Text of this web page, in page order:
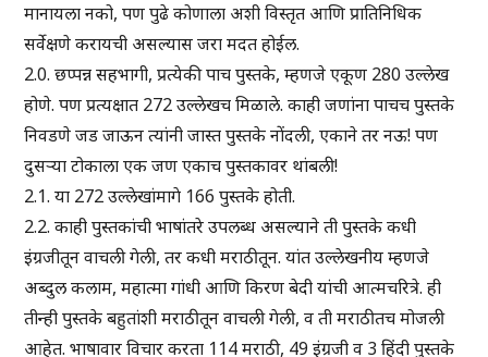
मानायला नको, पण पुढे कोणाला अशी विस्तृत आणि प्रातिनिधिक
सर्वेक्षणे करायची असल्यास जरा मदत होईल.
2.0. छप्पन्न सहभागी, प्रत्येकी पाच पुस्तके, म्हणजे एकूण 280 उल्लेख
होणे. पण प्रत्यक्षात 272 उल्लेखच मिळाले. काही जणांना पाचच पुस्तके
निवडणे जड जाऊन त्यांनी जास्त पुस्तके नोंदली, एकाने तर नऊ! पण
दुसऱ्या टोकाला एक जण एकाच पुस्तकावर थांबली!
2.1. या 272 उल्लेखांमागे 166 पुस्तके होती.
2.2. काही पुस्तकांची भाषांतरे उपलब्ध असल्याने ती पुस्तके कधी
इंग्रजीतून वाचली गेली, तर कधी मराठीतून. यांत उल्लेखनीय म्हणजे
अब्दुल कलाम, महात्मा गांधी आणि किरण बेदी यांची आत्मचरित्रे. ही
तीन्ही पुस्तके बहुतांशी मराठीतून वाचली गेली, व ती मराठीतच मोजली
आहेत. भाषावार विचार करता 114 मराठी, 49 इंग्रजी व 3 हिंदी पुस्तके